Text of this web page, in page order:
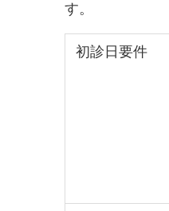
す。
初診日要件